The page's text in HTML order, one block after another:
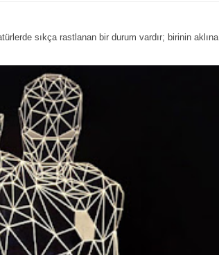
sıkça rastlanan bir durum vardır; birinin aklına